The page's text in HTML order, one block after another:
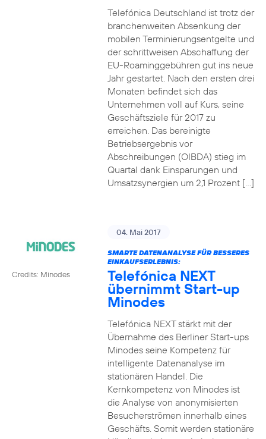
Telefónica Deutschland ist trotz der
branchenweiten Absenkung der
mobilen Terminierungsentgelte und
der schrittweisen Abschaffung der
EU-Roaminggebühren gut ins neue
Jahr gestartet. Nach den ersten drei
Monaten befindet sich das
Unternehmen voll auf Kurs, seine
Geschäftsziele für 2017 zu
erreichen. Das bereinigte
Betriebsergebnis vor
Abschreibungen (OIBDA) stieg im
Quartal dank Einsparungen und
Umsatzsynergien um 2,1 Prozent […]
Credits: Minodes
04. Mai 2017
SMARTE DATENANALYSE FÜR BESSERES
EINKAUFSERLEBNIS:
Telefónica NEXT
übernimmt Start-up
Minodes
Telefónica NEXT stärkt mit der
Übernahme des Berliner Start-ups
Minodes seine Kompetenz für
intelligente Datenanalyse im
stationären Handel. Die
Kernkompetenz von Minodes ist
die Analyse von anonymisierten
Besucherströmen innerhalb eines
Geschäfts. Somit werden stationäre